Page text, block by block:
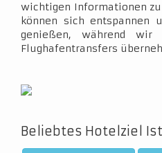
wichtigen Informationen
können sich entspannen
genießen, während wir
Flughafentransfers
Beliebtes Hotelziel